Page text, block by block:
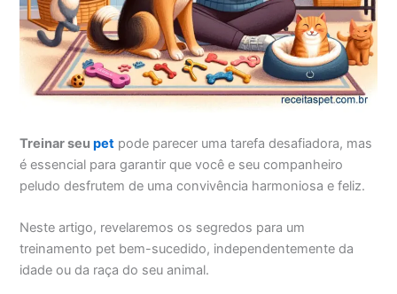
Treinar seupet pode parecer uma tarefa desafiadora, mas
é essencial para garantir que você e seu companheiro
peludo desfrutem de uma convivência harmoniosa e feliz.
Neste artigo, revelaremos os segredos para um
treinamento pet bem-sucedido, independentemente da
idade ou da raça do seu animal.